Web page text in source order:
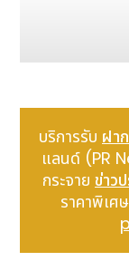
เสิ่น อี้ฉิน ที่ปรึ
แข่งขันอย่างเ
เดิมทีนั้น การ
กำหนดจัดขึ้นใ
สองครั้ง โดยมี
วิด-19 จนในที่สุ
ร่วมประมาณ
นับเป็นครั้งแรก
จัดการแข่งขัน
บริการรับ ฝา
แลนด์ (PR
กระจาย ข่าว
ราคาพิเศ